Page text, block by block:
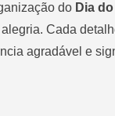
do Dia
Cada
agradável e